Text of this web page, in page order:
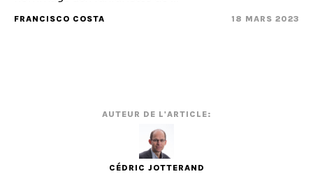
FRANCISCO COSTA 18 MARS 2023
AUTEUR DE L'ARTICLE:
CÉDRIC JOTTERAND